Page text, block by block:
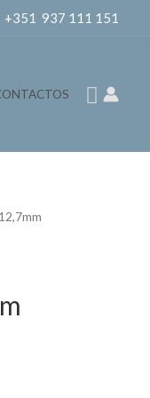
+351 937 111 151